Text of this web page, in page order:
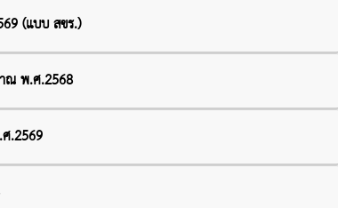
(แบบ สขร.)
ณ พ.ศ.2568
.2569